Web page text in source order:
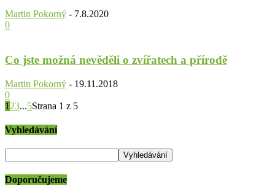
Martin Pokorný - 7.8.2020
0
Co jste možná nevěděli o zvířatech a přírodě
Martin Pokorný - 19.11.2018
0
1 23...5Strana 1 z 5
Vyhledávání
Doporučujeme